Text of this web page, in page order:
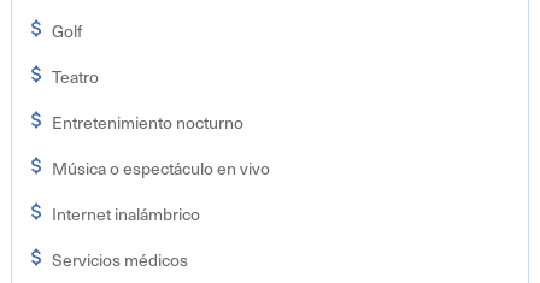
Golf
Teatro
Entretenimiento nocturno
Música o espectáculo en vivo
Internet inalámbrico
Servicios médicos